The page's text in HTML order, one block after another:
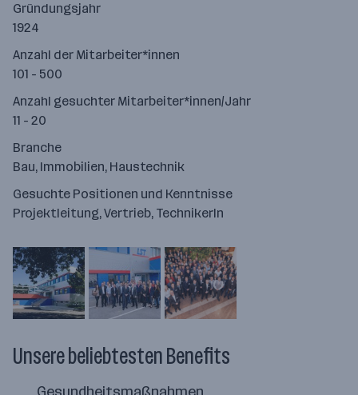
Gründungsjahr
1924
Anzahl der Mitarbeiter*innen
101 - 500
Anzahl gesuchter Mitarbeiter*innen/Jahr
11 - 20
Branche
Bau, Immobilien, Haustechnik
Gesuchte Positionen und Kenntnisse
Projektleitung, Vertrieb, TechnikerIn
Unsere beliebtesten Benefits